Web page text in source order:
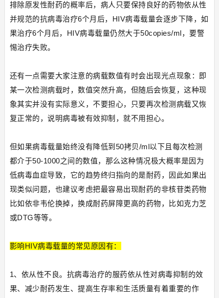
排除原发性耐药的概率后，病人只要保持良好的药物依从性
并规范的抗病毒治疗6个月后，HIV病毒载量会逐步下降，如
果治疗6个月后，HIV病毒载量仍然大于50copies/ml，要警
惕治疗失败。
还有一点需要大家注意的病载数值有时会出现光点现象：即
某一次检测病载时，数值突然升高，但随后会恢复，这种现
象其实并没有实际意义，不要担心，只要再次检测病载又恢
复正常的，说明病毒被有效抑制，就不用担心。
但如果病毒载量始终没有降低到50拷贝/ml以下且每次检测
都介于50-1000之间的数值，那么这种情况极大概率是因为
低病毒血症导致，它的趋势终归指向的是耐药，因此如果出
现类似问题，也建议考虑把最容易出现耐药的非核苷类药物
比如依非韦伦换掉，换成耐药屏障更高的药物，比如克力芝
或DTG等等。
影响HIV病毒载量的常见原因有：
1、依从性不良。抗病毒治疗的服药依从性对病毒抑制的效
果、减少耐药发生、提高生存率和生活质量有着重要的作